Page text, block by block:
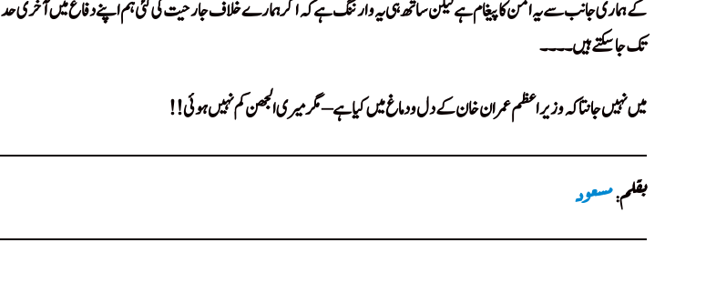
کے ہماری جانب سے یہ امن کا پیغام ہے لیکن ساتھ ہی یہ وارننگ ہے کہ اگر ہمارے خلاف جارحیت کی گئی ہم اپنے دفاع میں آخری حد
تک جا سکتے ہیں۔۔۔۔Uljhan Uljhan Uljhan
میں نہیں جانتا کہ وزیراعظم عمران خان کے دل و دماغ میں کیا ہے – مگر میری الجھن کم نہیں ہوئی!!
بقلم:مسعود